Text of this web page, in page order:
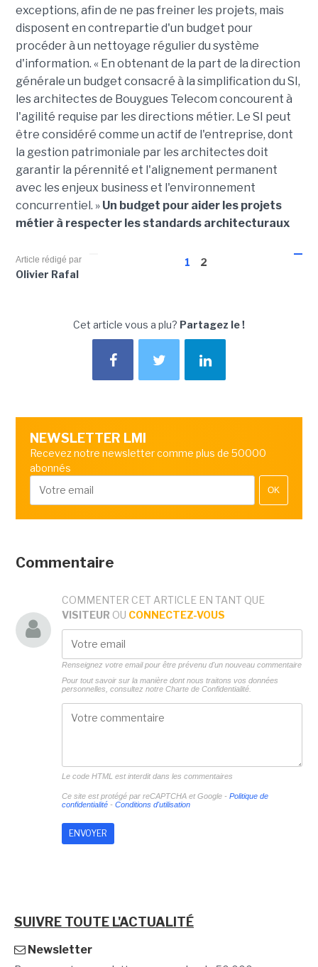
exceptions, afin de ne pas freiner les projets, mais
disposent en contrepartie d'un budget pour
procéder à un nettoyage régulier du système
d'information. « En obtenant de la part de la direction
générale un budget consacré à la simplification du SI,
les architectes de Bouygues Telecom concourent à
l'agilité requise par les directions métier. Le SI peut
être considéré comme un actif de l'entreprise, dont
la gestion patrimoniale par les architectes doit
garantir la pérennité et l'alignement permanent
avec les enjeux business et l'environnement
concurrentiel. » Un budget pour aider les projets
métier à respecter les standards architecturaux
1 2
Article rédigé par
Olivier Rafal
Cet article vous a plu? Partagez le !
NEWSLETTER LMI
Recevez notre newsletter comme plus de 50000
abonnés
OK
Commentaire
COMMENTER CET ARTICLE EN TANT QUE
VISITEUR OU CONNECTEZ-VOUS
Renseignez votre email pour être prévenu d'un nouveau commentaire
Pour tout savoir sur la manière dont nous traitons vos données
personnelles, consultez notre Charte de Confidentialité.
Le code HTML est interdit dans les commentaires
Ce site est protégé par reCAPTCHA et Google - Politique de
confidentialité- Conditions d'utilisation
SUIVRE TOUTE L'ACTUALITÉ
Newsletter